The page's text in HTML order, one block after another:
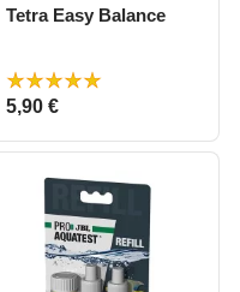
Tetra Easy Balance
Prix
5,90 €